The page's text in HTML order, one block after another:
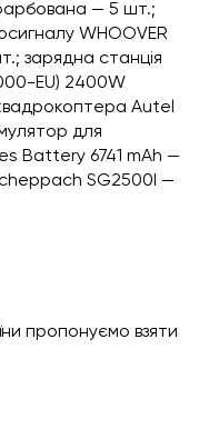
— 5 шт.;
WHOOVER
зарядна станція
EU) 2400W
Autel
для
Battery 6741 mAh —
SG2500I —
пропонуємо взяти